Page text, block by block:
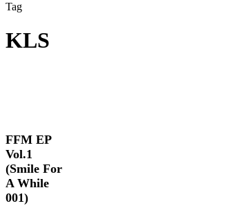
Tag
KLS
FFM
EP
Vol.1
(Smile
For
A
FFM EP
Vol.1
(Smile For
A While
001)